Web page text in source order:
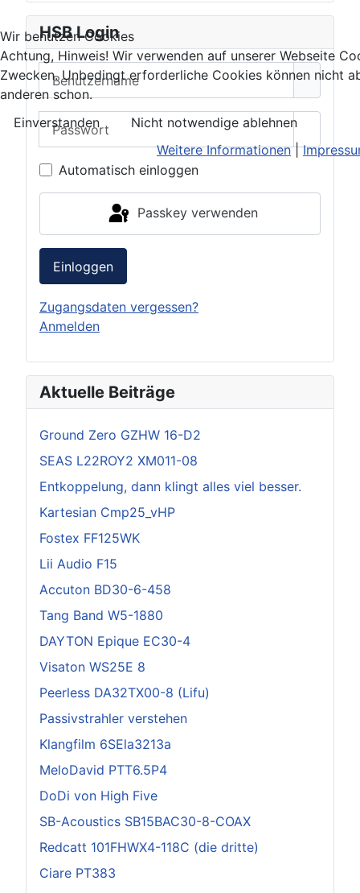
HSB Login
Benutzername
Passwort
Automatisch einloggen
Passkey verwenden
Einloggen
Zugangsdaten vergessen?
Anmelden
Aktuelle Beiträge
Ground Zero GZHW 16-D2
SEAS L22ROY2 XM011-08
Entkoppelung, dann klingt alles viel besser.
Kartesian Cmp25_vHP
Fostex FF125WK
Lii Audio F15
Accuton BD30-6-458
Tang Band W5-1880
DAYTON Epique EC30-4
Visaton WS25E 8
Peerless DA32TX00-8 (Lifu)
Passivstrahler verstehen
Klangfilm 6SEla3213a
MeloDavid PTT6.5P4
DoDi von High Five
SB-Acoustics SB15BAC30-8-COAX
Redcatt 101FHWX4-118C (die dritte)
Ciare PT383
Wir benutzen Cookies
Achtung, Hinweis! Wir verwenden auf unserer Webseite
Zwecken. Unbedingt erforderliche Cookies können nicht
anderen schon.
Einverstanden
Nicht notwendige ablehnen
Weitere Informationen|